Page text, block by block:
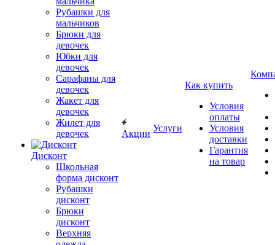
Рубашки для
мальчиков
Брюки для
девочек
Юбки для
девочек
Сарафаны для
девочек
Жакет для
девочек
Жилет для
девочек
Дисконт
Школьная
форма дисконт
Рубашки
дисконт
Брюки
дисконт
Верхняя
Акции
Услуги
Как купить
Условия
оплаты
Условия
доставки
Гарантия
на товар